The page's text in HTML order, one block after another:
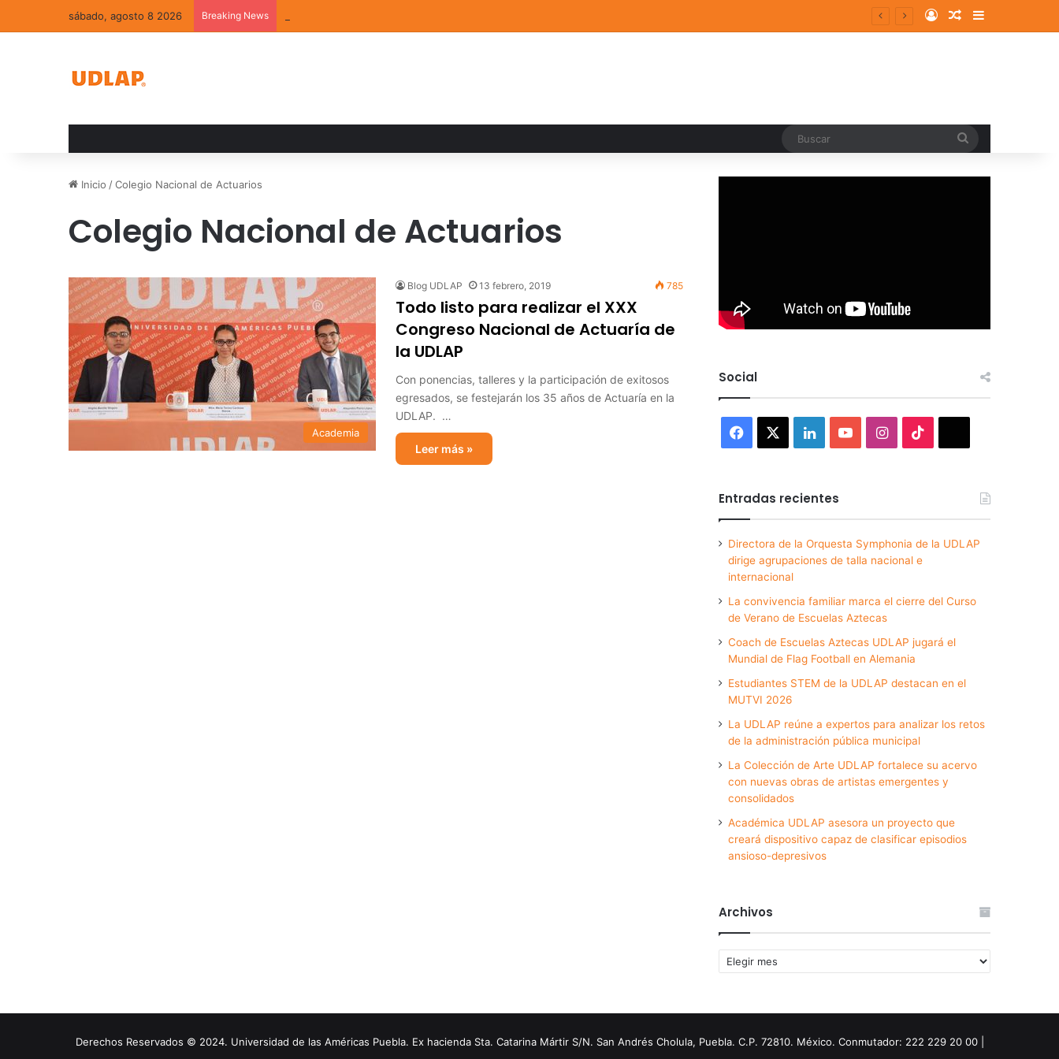
sábado, agosto 8 2026 Breaking News Log InRandom Article
Sidebar
Inicio /Colegio Nacional de Actuarios
Colegio Nacional de Actuarios
Academia
Blog UDLAP 13 febrero, 2019 785
Todo listo para realizar el XXX
Congreso Nacional de Actuaría de
la UDLAP
Con ponencias, talleres y la participación de exitosos
egresados, se festejarán los 35 años de Actuaría en la
UDLAP. …
Leer más »
Social
Facebook LinkedInYouTubeInstagram
Entradas recientes
Directora de la Orquesta Symphonia de la UDLAP
dirige agrupaciones de talla nacional e
internacional
La convivencia familiar marca el cierre del Curso
de Verano de Escuelas Aztecas
Coach de Escuelas Aztecas UDLAP jugará el
Mundial de Flag Football en Alemania
Estudiantes STEM de la UDLAP destacan en el
MUTVI 2026
La UDLAP reúne a expertos para analizar los retos
de la administración pública municipal
La Colección de Arte UDLAP fortalece su acervo
con nuevas obras de artistas emergentes y
consolidados
Académica UDLAP asesora un proyecto que
creará dispositivo capaz de clasificar episodios
ansioso-depresivos
Archivos
Archivos
Derechos Reservados © 2024. Universidad de las Américas Puebla. Ex hacienda Sta. Catarina Mártir S/N. San Andrés Cholula, Puebla. C.P. 72810. México. Conmutador: 222 229 20 00 |